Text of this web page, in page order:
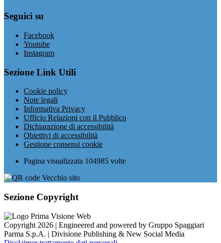
Seguici su
Facebook
Youtube
Instagram
Sezione Link Utili
Cookie policy
Note legali
Informativa Privacy
Ufficio Relazioni con il Pubblico
Dichiarazione di accessibilità
Obiettivi di accessibilità
Gestione consensi cookie
Pagina visualizzata 104985 volte
Sezione Copyright
Copyright 2026 | Engineered and powered by Gruppo Spaggiari
Parma S.p.A. | Divisione Publishing & New Social Media